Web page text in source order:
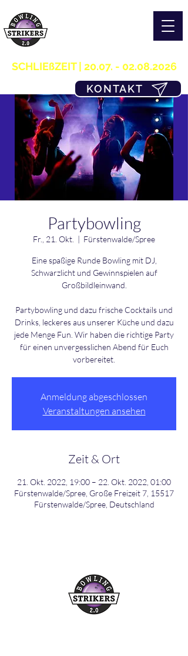
SCHLIEßZEIT | 20.07. - 02.08.2026
KONTAKT
Partybowling
Fr., 21. Okt.
  |
Fürstenwalde/Spree
Eine spaßige Runde Bowling mit DJ,
Schwarzlicht und Gewinnspielen auf
Großbildleinwand.
Partybowling und dazu frische Cocktails und
Drinks, leckeres aus unserer Küche und dazu
jede Menge Fun. Wir haben die richtige Party
für einen unvergesslichen Abend für Euch
Anmeldung abgeschlossen
Veranstaltungen ansehen
Zeit & Ort
21. Okt. 2022, 19:00 – 22. Okt. 2022, 01:00
Fürstenwalde/Spree, Große Freizeit 7, 15517
Fürstenwalde/Spree, Deutschland